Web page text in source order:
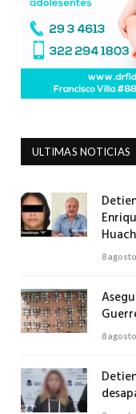
ULTIMAS NOTICIAS
8
8